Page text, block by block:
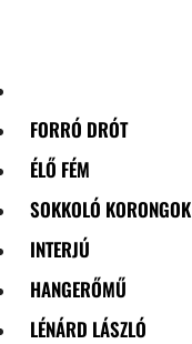
FORRÓ DRÓT
ÉLŐ FÉM
SOKKOLÓ KORONGOK
INTERJÚ
HANGERŐMŰ
LÉNÁRD LÁSZLÓ